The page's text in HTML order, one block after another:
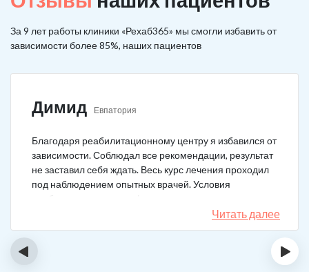
За 9 лет работы клиники «Рехаб365» мы смогли избавить от
зависимости более 85%, наших пациентов
Димид Евпатория
Благодаря реабилитационному центру я избавился от
зависимости. Соблюдал все рекомендации, результат
не заставил себя ждать. Весь курс лечения проходил
под наблюдением опытных врачей. Условия
пребывания супер комфортные: вкусная еда, уютно,
есть все необходимое для жизни. У меня не возникало
никаких стрессовых ситуаций.
Читать далее
‹ ›